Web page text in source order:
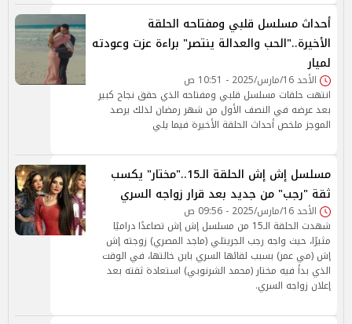
أحداث مسلسل قلبي ومفتاحه الحلقة
الأخيرة.."الحب والعدالة ينتصر" براءة عزت وعودته
لميار
الأحد 16/مارس/2025 - 10:51 ص
انتهت حلقات مسلسل قلبي ومفتاحه الذي حقق نجاح كبير
بعد عرضه في النصف الأول من شهر رمضان لذلك يرصد
الموجز ملخص أحداث الحلقة الأخيرة فيما يلي
مسلسل إش إش الحلقة الـ15.."مختار" يكسب
ثقة "رجب" من جديد بعد قرار زواجه السري
الأحد 16/مارس/2025 - 09:56 ص
شهدت الحلقة الـ15 من مسلسل إش إش تصاعدًا دراميًا
مثيرًا، حيث واجه رجب الجريتلي (ماجد المصري) زوجته إش
إش (مي عمر) بسبب لقائها السري بابن خالتها، في الوقت
الذي بدأ فيه مختار (محمد الشرنوبي) استعادة ثقته بعد
إعلان زواجه السري.